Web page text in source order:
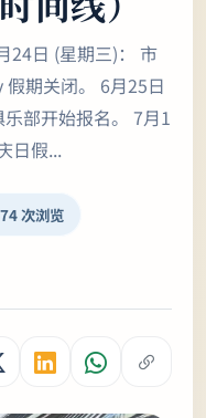
24日 (星期三)： 市
期关闭。 6月25日
部开始报名。 7月1
日假...
次浏览